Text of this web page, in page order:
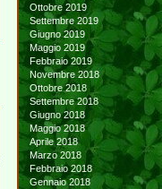
Ottobre 2019
Settembre 2019
Giugno 2019
Maggio 2019
Febbraio 2019
Novembre 2018
Ottobre 2018
Settembre 2018
Giugno 2018
Maggio 2018
Aprile 2018
Marzo 2018
Febbraio 2018
Gennaio 2018